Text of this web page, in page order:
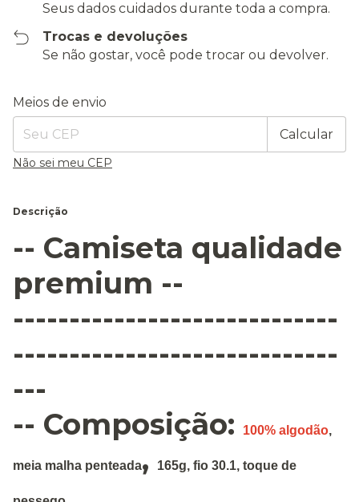
Seus dados cuidados durante toda a compra.
Trocas e devoluções
Se não gostar, você pode trocar ou devolver.
Entregas para o CEP:
Meios de envio
Calcular
Não sei meu CEP
Descrição
-- Camiseta qualidade
premium --
-----------------------------
-----------------------------
---
-- Composição:
100% algodão,
meia malha penteada, 165g, fio 30.1, toque de